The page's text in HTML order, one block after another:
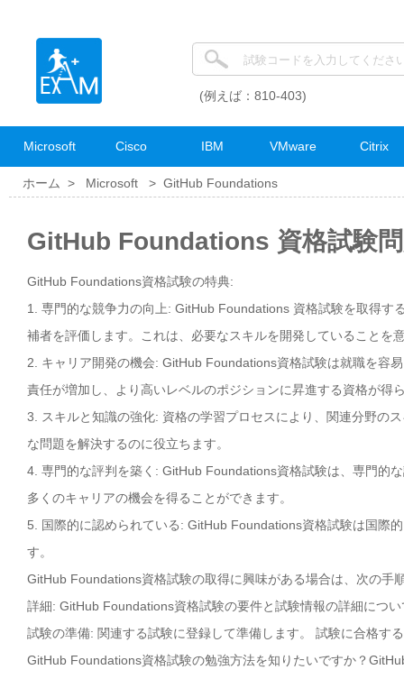
(例えば：810-403)
Microsoft Cisco IBM VMware Citrix
ホーム > Microsoft > GitHub Foundations
GitHub Foundations 資格試験
GitHub Foundations資格試験の特典:
1. 専門的な競争力の向上: GitHub Foundations 資格試験を取得
補者を評価します。これは、必要なスキルを開発していることを
2. キャリア開発の機会: GitHub Foundations資格試験は就職を容
責任が増加し、より高いレベルのポジションに昇進する資格が得
3. スキルと知識の強化: 資格の学習プロセスにより、関連分野の
な問題を解決するのに役立ちます。
4. 専門的な評判を築く: GitHub Foundations資格試験は、専門的
多くのキャリアの機会を得ることができます。
5. 国際的に認められている: GitHub Foundations資格試験は国際
す。
GitHub Foundations資格試験の取得に興味がある場合は、次の手
詳細: GitHub Foundations資格試験の要件と試験情報の詳細につ
試験の準備: 関連する試験に登録して準備します。 試験に合格す
GitHub Foundations資格試験の勉強方法を知りたいですか？